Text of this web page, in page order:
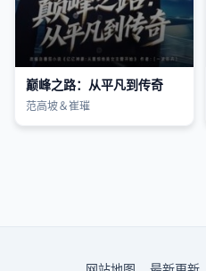
巅峰之路：从平凡到传奇
范高坡＆崔璀